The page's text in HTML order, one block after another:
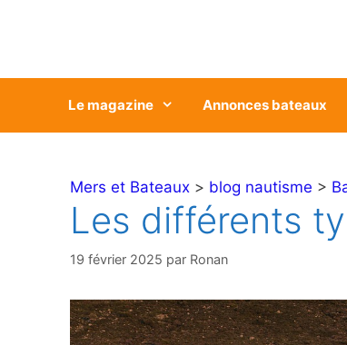
Le magazine Annonces bateaux
Mers et Bateaux > blog nautisme >
Les différents
19 février 2025 par Ronan